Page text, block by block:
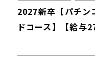
2027新卒【パチン
ドコース】【給与